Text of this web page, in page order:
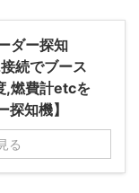
ダー探知
続でブース
,燃費計etcを
知機】
る